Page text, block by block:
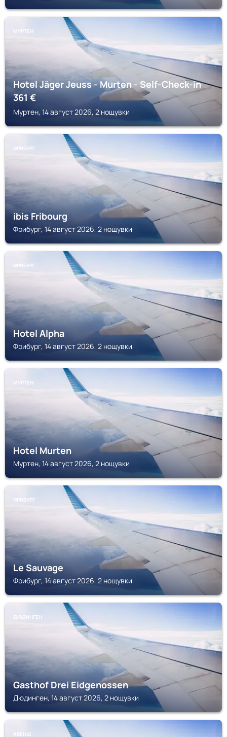
МУРТЕН
Hotel Jäger Jeuss - Murten - Self-Check-in
361€
Муртен, 14 август 2026, 2 нощувки
ФРИБУРГ
ibis Fribourg
Фрибург, 14 август 2026, 2 нощувки
ФРИБУРГ
Hotel Alpha
Фрибург, 14 август 2026, 2 нощувки
МУРТЕН
Hotel Murten
Муртен, 14 август 2026, 2 нощувки
ФРИБУРГ
Le Sauvage
Фрибург, 14 август 2026, 2 нощувки
ДЮДИНГЕН
Gasthof Drei Eidgenossen
Дюдинген, 14 август 2026, 2 нощувки
АВЕНШ